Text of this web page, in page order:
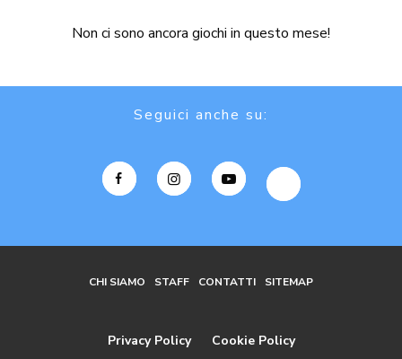
Non ci sono ancora giochi in questo mese!
Seguici anche su:
CHI SIAMO STAFF CONTATTI SITEMAP
Privacy Policy Cookie Policy